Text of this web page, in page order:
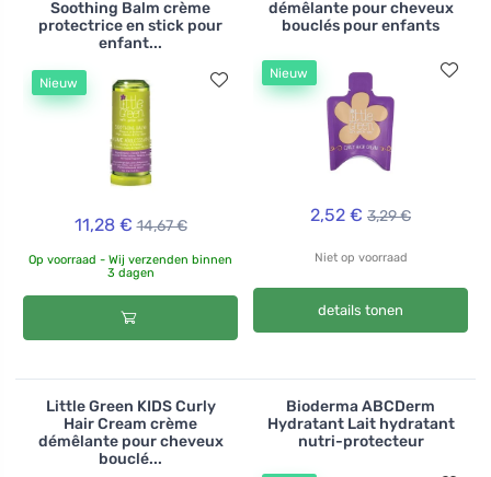
Soothing Balm crème
protectrice en stick pour
enfant...
Nieuw
11,28 € 14,67 €
Op voorraad - Wij verzenden binnen
3 dagen
démêlante pour cheveux
bouclés pour enfants
Nieuw
2,52 € 3,29 €
Niet op voorraad
details tonen
Little Green KIDS Curly
Hair Cream crème
démêlante pour cheveux
bouclé...
Bioderma ABCDerm
Hydratant Lait hydratant
nutri-protecteur